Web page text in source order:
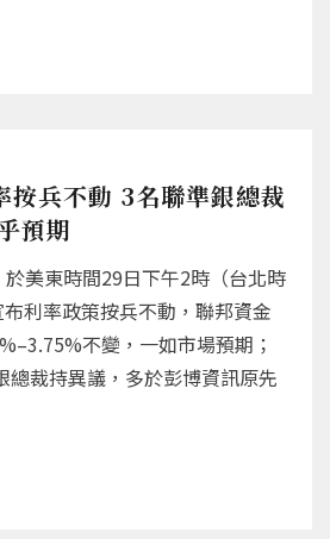
按兵不動 3名聯準銀總裁
預期
美東時間29日下午2時（台北時
利率政策按兵不動，聯邦資金
不變，一如市場預期；
總裁持異議，多於彭博資訊原先